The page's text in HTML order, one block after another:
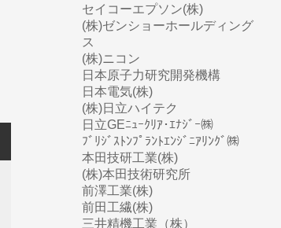
セイコーエプソン(株)
(株)ゼンショーホールディング
ス
(株)ニコン
日本原子力研究開発機構
日本電気(株)
(株)日立ハイテク
日立GEﾆｭｰｸﾘｱ･ｴﾅｼﾞｰ㈱
ﾌﾞﾘｼﾞｽﾄﾝﾌﾟﾗﾝﾄｴﾝｼﾞﾆｱﾘﾝｸﾞ㈱
本田技研工業(株)
(株)本田技術研究所
前澤工業(株)
前田工繊(株)
三井精機工業（株）